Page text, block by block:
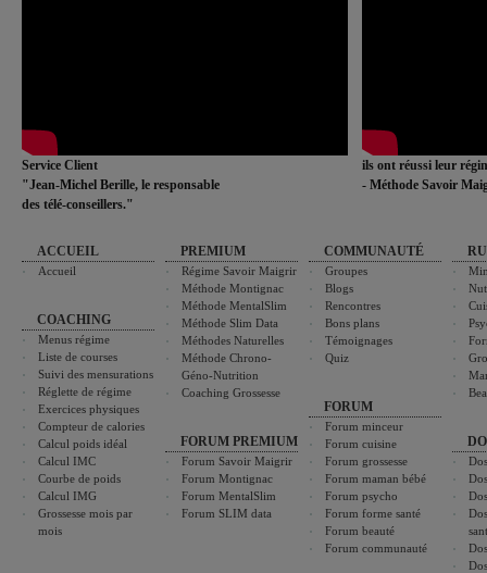
Service Client
"Jean-Michel Berille, le responsable
des télé-conseillers."
ils ont réussi leur
- Méthode Savoir
ACCUEIL
Accueil
COACHING
Menus régime
Liste de courses
Suivi des mensurations
Réglette de régime
Exercices physiques
Compteur de calories
Calcul poids idéal
Calcul IMC
Courbe de poids
Calcul IMG
Grossesse mois par
mois
PREMIUM
Régime Savoir Maigrir
Méthode Montignac
Méthode MentalSlim
Méthode Slim Data
Méthodes Naturelles
Méthode Chrono-
Géno-Nutrition
Coaching Grossesse
FORUM PREMIUM
Forum Savoir Maigrir
Forum Montignac
Forum MentalSlim
Forum SLIM data
COMMUNAUTÉ
Groupes
Blogs
Rencontres
Bons plans
Témoignages
Quiz
FORUM
Forum minceur
Forum cuisine
Forum grossesse
Forum maman bébé
Forum psycho
Forum forme santé
Forum beauté
Forum communauté